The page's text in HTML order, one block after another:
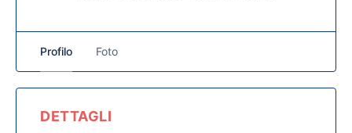
Profilo Foto
DETTAGLI